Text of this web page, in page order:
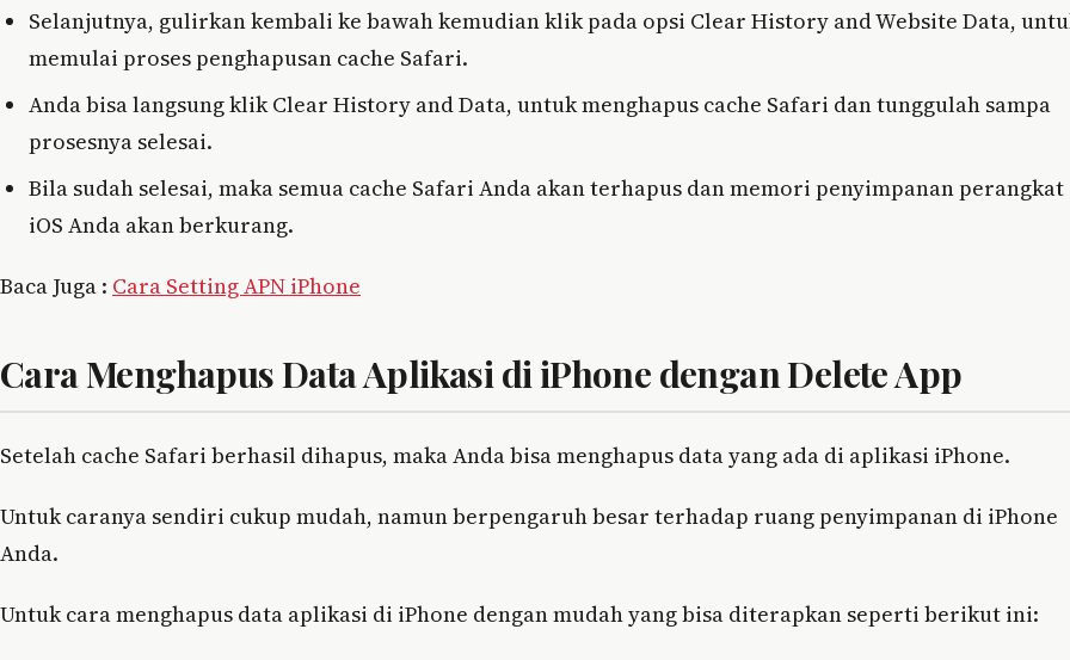
Selanjutnya, gulirkan kembali ke bawah kemudian klik pada opsi Clear History and Website Data,
memulai proses penghapusan cache Safari.
Anda bisa langsung klik Clear History and Data, untuk menghapus cache Safari dan tunggulah sampa
prosesnya selesai.
Bila sudah selesai, maka semua cache Safari Anda akan terhapus dan memori penyimpanan perangkat
iOS Anda akan berkurang.
Baca Juga : Cara Setting APN iPhone
Cara Menghapus Data Aplikasi di iPhone dengan Delete App
Setelah cache Safari berhasil dihapus, maka Anda bisa menghapus data yang ada di aplikasi iPhone.
Untuk caranya sendiri cukup mudah, namun berpengaruh besar terhadap ruang penyimpanan di iPhone
Anda.
Untuk cara menghapus data aplikasi di iPhone dengan mudah yang bisa diterapkan seperti berikut ini: